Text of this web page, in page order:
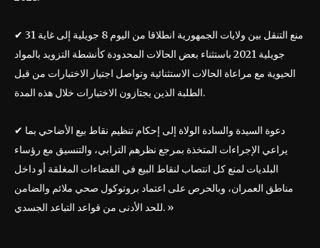
✔ منع التنقل بين ولايات الجمهورية انطلاقا من اليوم 8 جويلية إلى غاية 31
جويلية 2021 باستثناء بعض الحالات المحدودة كأنشطة التزويد بالمواد
الحيوية مع مراعاة الحالات الاستثنائية وتواصل اجتياز الاختبارات من قبل
الطلبة الذين يجتازون الاختبارات خلال هذه المدة.
✔ دعوة السيدة والسادة الولاة إلى إحكام تنظيم نقاط بيع الأضاحي بما
يراعي الإجراءات المتخذة بمرجع نظرهم الترابي، والتنسيق مع رؤساء
البلديات لمنع كل انتصاب لنقاط البيع في الفضاءات المغلقة أو داخل
مناطق العمران، وبالحرص على اعتماد بروتوكول صحي ملائم والضامن
للحد الأدنى من قواعد التباعد الجسدي. »